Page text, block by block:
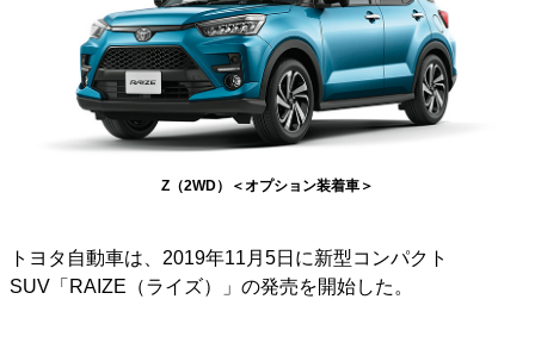
Z（2WD）＜オプション装着車＞
トヨタ自動車は、2019年11月5日に新型コンパクト
SUV「RAIZE（ライズ）」の発売を開始した。